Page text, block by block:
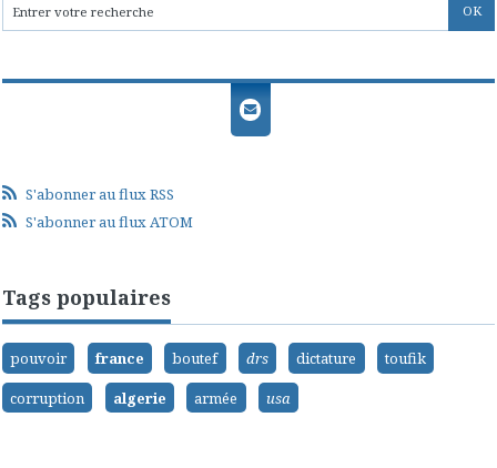
S'abonner au flux RSS
S'abonner au flux ATOM
Tags populaires
pouvoir france boutef drs dictature
toufik
corruption
algerie armée usa